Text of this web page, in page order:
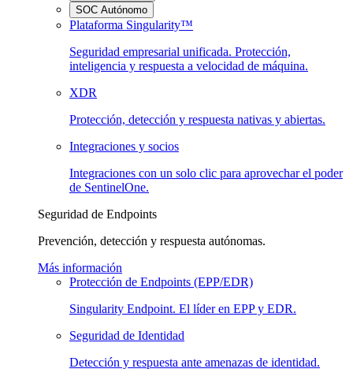
SOC Autónomo
Plataforma Singularity™
Seguridad empresarial unificada. Protección,
inteligencia y respuesta a velocidad de máquina.
XDR
Protección, detección y respuesta nativas y abiertas.
Integraciones y socios
Integraciones con un solo clic para aprovechar el poder
de SentinelOne.
Seguridad de Endpoints
Prevención, detección y respuesta autónomas.
Más información
Protección de Endpoints (EPP/EDR)
Singularity Endpoint. El líder en EPP y EDR.
Seguridad de Identidad
Detección y respuesta ante amenazas de identidad.